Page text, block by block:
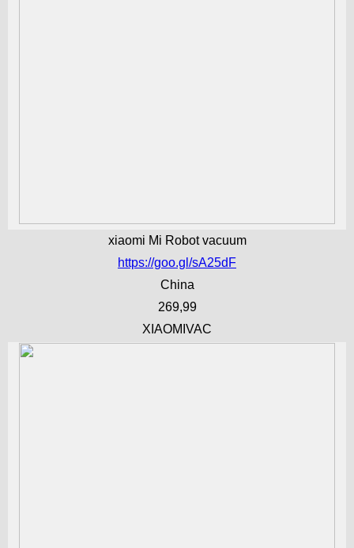
xiaomi Mi Robot vacuum
https://goo.gl/sA25dF
China
269,99
XIAOMIVAC